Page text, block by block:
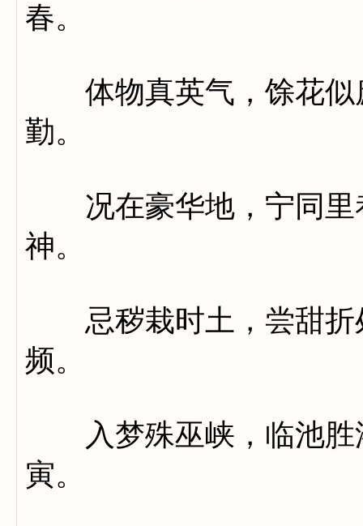
春。
体物真英气，馀花似
勤。
况在豪华地，宁同里
神。
忌秽栽时土，尝甜折
频。
入梦殊巫峡，临池胜
寅。